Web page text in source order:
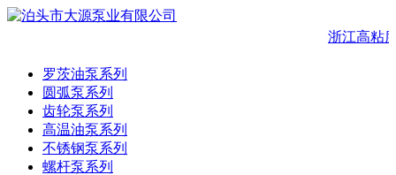
浙江高粘
罗茨油泵系列
圆弧泵系列
齿轮泵系列
高温油泵系列
不锈钢泵系列
螺杆泵系列